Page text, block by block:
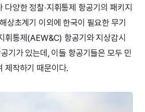
다양한 정찰‧지휘통제 항공기의 패키지
상초계기 이외에 한국이 필요한 무기
휘통제(AEW&C) 항공기와 지상감시
기가 있는데, 이들 항공기들은 모두 민
제작하기 때문이다.